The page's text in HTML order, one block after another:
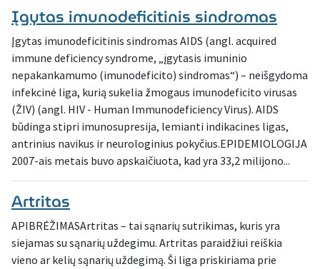
Įgytas imunodeficitinis sindromas
Įgytas imunodeficitinis sindromas AIDS (angl. acquired
immune deficiency syndrome, „įgytasis imuninio
nepakankamumo (imunodeficito) sindromas“) – neišgydoma
infekcinė liga, kurią sukelia žmogaus imunodeficito virusas
(ŽIV) (angl. HIV - Human Immunodeficiency Virus). AIDS
būdinga stipri imunosupresija, lemianti indikacines ligas,
antrinius navikus ir neurologinius pokyčius.EPIDEMIOLOGIJA
2007-ais metais buvo apskaičiuota, kad yra 33,2 milijono...
Artritas
APIBRĖŽIMASArtritas – tai sąnarių sutrikimas, kuris yra
siejamas su sąnarių uždegimu. Artritas paraidžiui reiškia
vieno ar kelių sąnarių uždegimą. Ši liga priskiriama prie